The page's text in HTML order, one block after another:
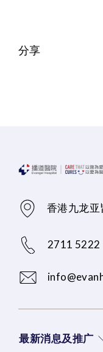
分享
香港九龙
2711 5222
最新消息及推广